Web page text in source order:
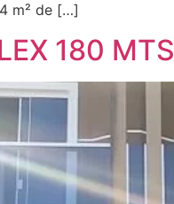
m² de […]
180 MTS